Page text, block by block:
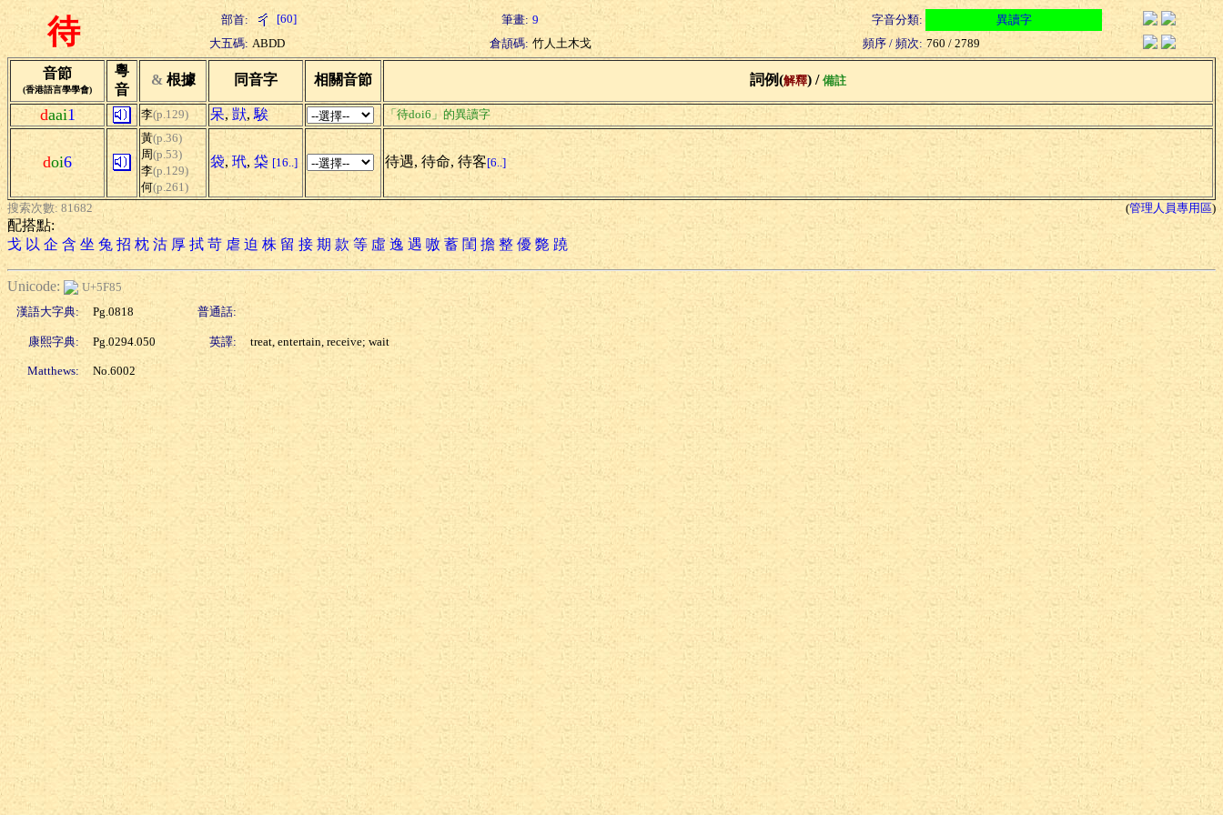
待 部首: [60] 筆畫: 9 字音分類:
異讀字
大五碼: ABDD 倉頡碼: 竹人土木戈 頻序 / 頻次: 760 / 2789
音節
(香港語言學學會)
粵
音
& 根據 同音字 相關音節 詞例(解釋) / 備註
daai1 李(p.129) 呆, 獃, 騃 「待doi6」的異讀字
doi6
黃(p.36)
周(p.53)
李(p.129)
何(p.261)
袋, 玳, 柋 [16..] 待遇, 待命, 待客[6..]
搜索次數: 81682 (管理人員專用區)
配搭點:
戈 以 企 含 坐 兔 招 枕 沽 厚 拭 苛 虐 迫 株 留 接 期 款 等 虛 逸 遇 嗷 蓄 閨 擔 整 優 斃 蹺
Unicode:
U+5F85
漢語大字典:
Pg.0818 普通話:
康熙字典: Pg.0294.050 英譯: treat, entertain, receive; wait
Matthews: No.6002